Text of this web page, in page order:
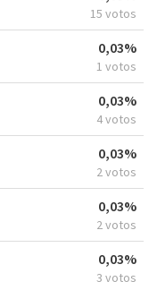
15 votos
0,03%
1 votos
0,03%
4 votos
0,03%
2 votos
0,03%
2 votos
0,03%
3 votos